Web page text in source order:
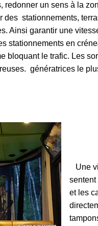
redonner un sens à la
des stationnements,
Ainsi garantir une
stationnements en
bloquant le trafic. Les
génératrices le
Une
et les